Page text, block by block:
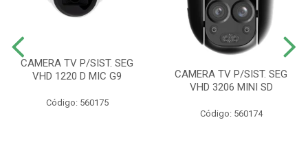
CAMERA TV P/SIST. SEG
VHD 1220 D MIC G9
Código: 560175
CAMERA TV P/SIST. SEG
VHD 3206 MINI SD
Código: 560174